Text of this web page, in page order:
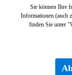
Sie können Ihre
Informationen (auch
finden Sie unter